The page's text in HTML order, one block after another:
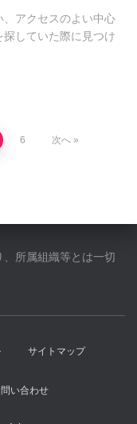
アクセスのよい中心
していた際に見つけ
6 次へ
所属組織等とは一切
サイトマップ
い合わせ